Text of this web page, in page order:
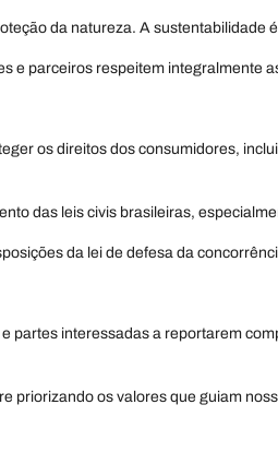
da natureza. A sustentabilidade
e parceiros respeitem
os direitos dos consumidores,
das leis civis brasileiras,
da lei de defesa da
partes interessadas a reportarem
priorizando os valores que guiam